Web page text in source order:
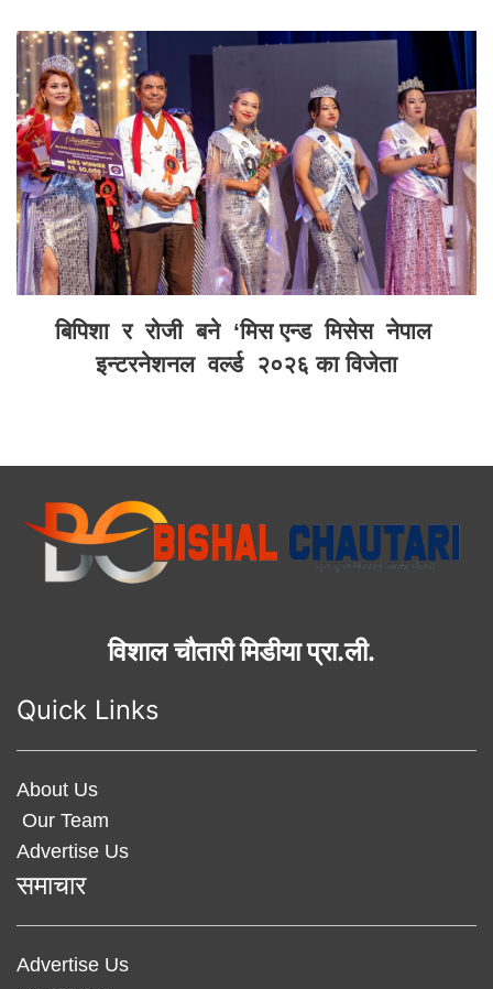
बिपिशा र रोजी बने ‘मिस एन्ड मिसेस नेपाल
इन्टरनेशनल वर्ल्ड २०२६ का विजेता
विशाल चौतारी मिडीया प्रा.ली.
Quick Links
About Us
Our Team
Advertise Us
समाचार
Advertise Us